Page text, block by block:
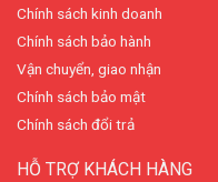
Chính sách kinh doanh
Chính sách bảo hành
Vận chuyển, giao nhận
Chính sách bảo mật
Chính sách đổi trả
HỖ TRỢ KHÁCH HÀNG